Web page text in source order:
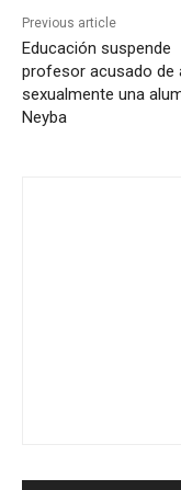
Previous article
Educación suspende
profesor acusado de
sexualmente una
Neyba